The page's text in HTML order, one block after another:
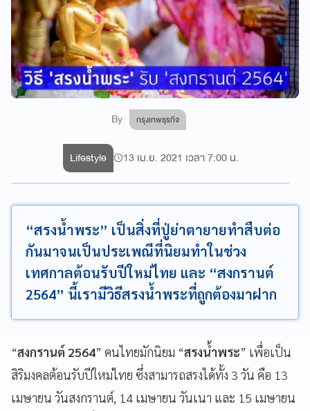
By กรุงเทพธุรกิจ
Lifestyle 13 เม.ย. 2021 เวลา 7:00 น.
“สรงน้ำพระ” เป็นสิ่งที่ปู่ย่าตายายทำสืบต่อ
กันมาจนเป็นประเพณีที่นิยมทำในช่วง
เทศกาลต้อนรับปีใหม่ไทย และ “สงกรานต์
2564” นี้เรามีวิธีสรงน้ำพระที่ถูกต้องมาฝาก
“สงกรานต์ 2564” คนไทยมักนิยม “สรงน้ำพระ” เพื่อเป็น
สิริมงคลต้อนรับปีใหม่ไทย ซึ่งสามารถสรงได้ทั้ง 3 วัน คือ 13
เมษายน วันสงกรานต์, 14 เมษายน วันเนา และ 15 เมษายน